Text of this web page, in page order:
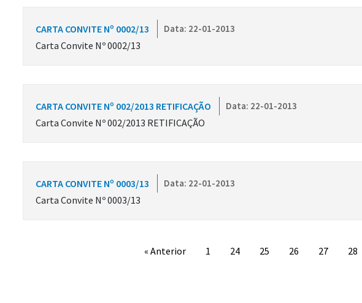
CARTA CONVITE Nº 0002/13 Data: 22-01-2013
Carta Convite Nº 0002/13
CARTA CONVITE Nº 002/2013 RETIFICAÇÃO Data: 22-01-2013
Carta Convite Nº 002/2013 RETIFICAÇÃO
CARTA CONVITE Nº 0003/13 Data: 22-01-2013
Carta Convite Nº 0003/13
« Anterior 1 24 25 26 27 28